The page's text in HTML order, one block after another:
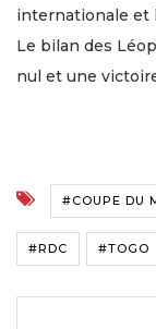
internationale et
Le bilan des
nul et une
#COUPE DU
#RDC #TOGO